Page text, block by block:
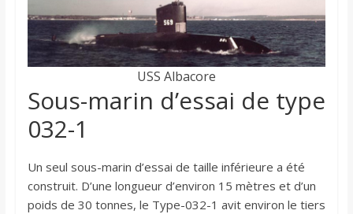
USS Albacore
Sous-marin d’essai de type
032-1
Un seul sous-marin d’essai de taille inférieure a été
construit. D’une longueur d’environ 15 mètres et d’un
poids de 30 tonnes, le Type-032-1 avit environ le tiers